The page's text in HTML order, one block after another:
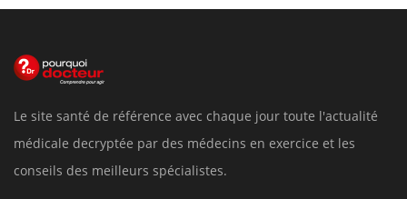
Le site santé de référence avec chaque jour toute l'actualité
médicale decryptée par des médecins en exercice et les
conseils des meilleurs spécialistes.